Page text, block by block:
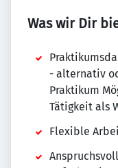
Was wir Dir
- alternativ
Praktikum
Tätigkeit als
Flexible